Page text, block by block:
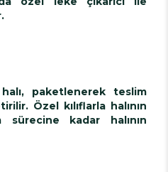
paketlenerek teslim
Özel kılıflarla halının
sürecine kadar halının